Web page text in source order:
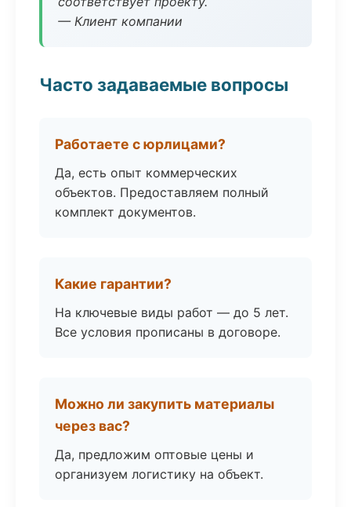
— Клиент компании
Часто задаваемые вопросы
Работаете с юрлицами?
Да, есть опыт коммерческих
объектов. Предоставляем полный
комплект документов.
Какие гарантии?
На ключевые виды работ — до 5 лет.
Все условия прописаны в договоре.
Можно ли закупить материалы
через вас?
Да, предложим оптовые цены и
организуем логистику на объект.